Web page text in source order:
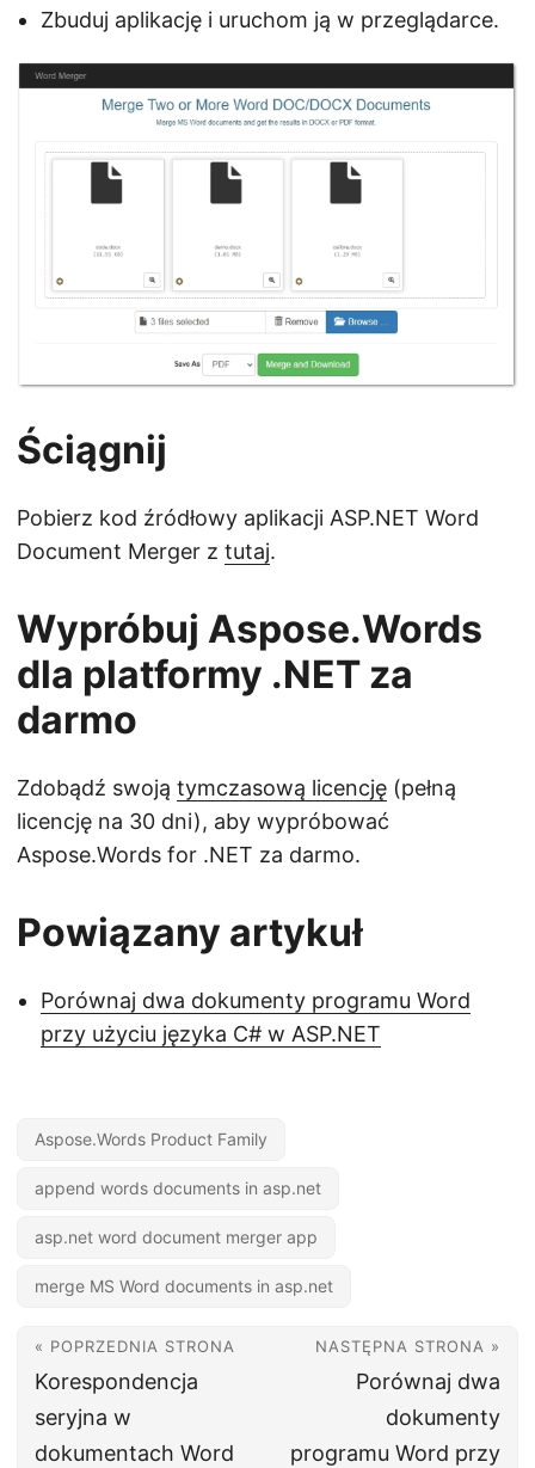
Zbuduj aplikację i uruchom ją w przeglądarce.
Ściągnij
Pobierz kod źródłowy aplikacji ASP.NET Word
Document Merger z tutaj.
Wypróbuj Aspose.Words
dla platformy .NET za
darmo
Zdobądź swoją tymczasową licencję (pełną
licencję na 30 dni), aby wypróbować
Aspose.Words for .NET za darmo.
Powiązany artykuł
Porównaj dwa dokumenty programu Word
przy użyciu języka C# w ASP.NET
Aspose.Words Product Family
append words documents in asp.net
asp.net word document merger app
merge MS Word documents in asp.net
« POPRZEDNIA STRONA
Korespondencja
seryjna w
dokumentach Word
NASTĘPNA STRONA »
Porównaj dwa
dokumenty
programu Word przy